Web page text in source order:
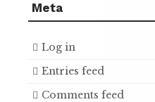
Meta
Log in
Entries feed
Comments feed